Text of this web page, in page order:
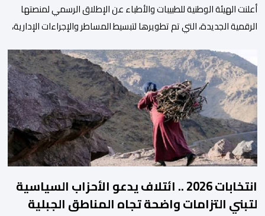
أعلنت الهيئة الوطنية للطبيبات والأطباء عن الإطلاق الرسمي لمنصتها
الرقمية الجديدة، التي تم تطويرها لتبسيط المساطر والإجراءات الإدارية،
والمجالس الجهوية للهيئة إلى جانب الهيئة الوطنية. وذكر بلاغ للهيئة أن
هذه المنصة، التي تم إطلاقها في إطار استراتيجيتها الرامية إلى التحديث
والتحول الرقمي، تشكل خطوة مهمة في […]
انتخابات 2026 .. ائتلاف يدعو الأحزاب السياسية
لتبني التزامات واضحة تجاه المناطق الجبلية